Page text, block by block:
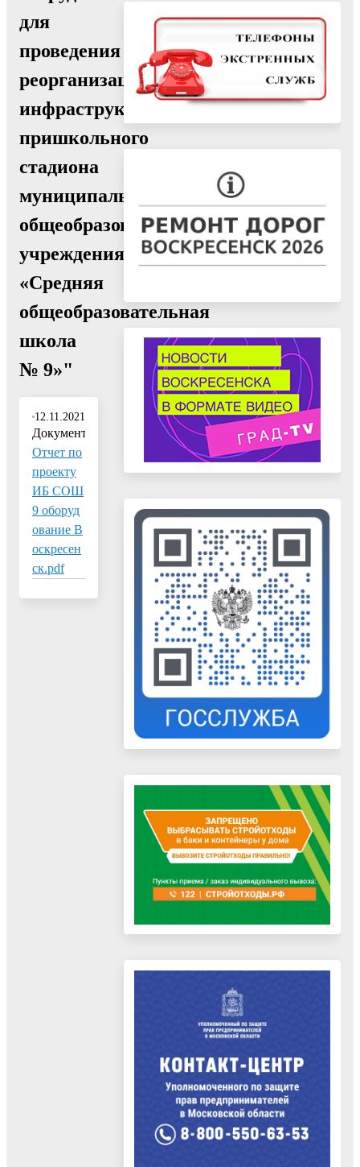
для
проведения
реорганизации
инфраструктуры
пришкольного
стадиона
муниципального
общеобразовательного
учреждения
«Средняя
общеобразовательная
школа
№ 9»"
12.11.2021
Документ:
Отчет по
проекту
ИБ СОШ
9 оборуд
ование В
оскресен
ск.pdf